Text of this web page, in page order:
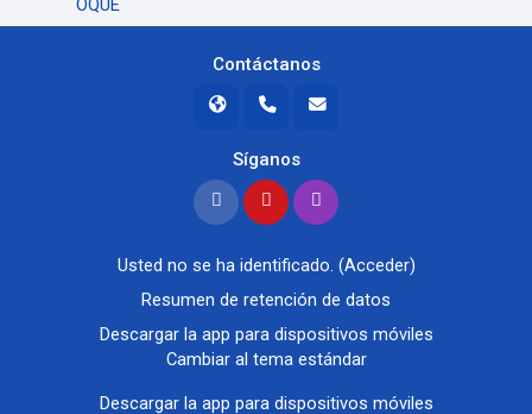
Contáctanos
Síganos
Usted no se ha identificado. (Acceder)
Resumen de retención de datos
Descargar la app para dispositivos móviles
Cambiar al tema estándar
Descargar la app para dispositivos móviles